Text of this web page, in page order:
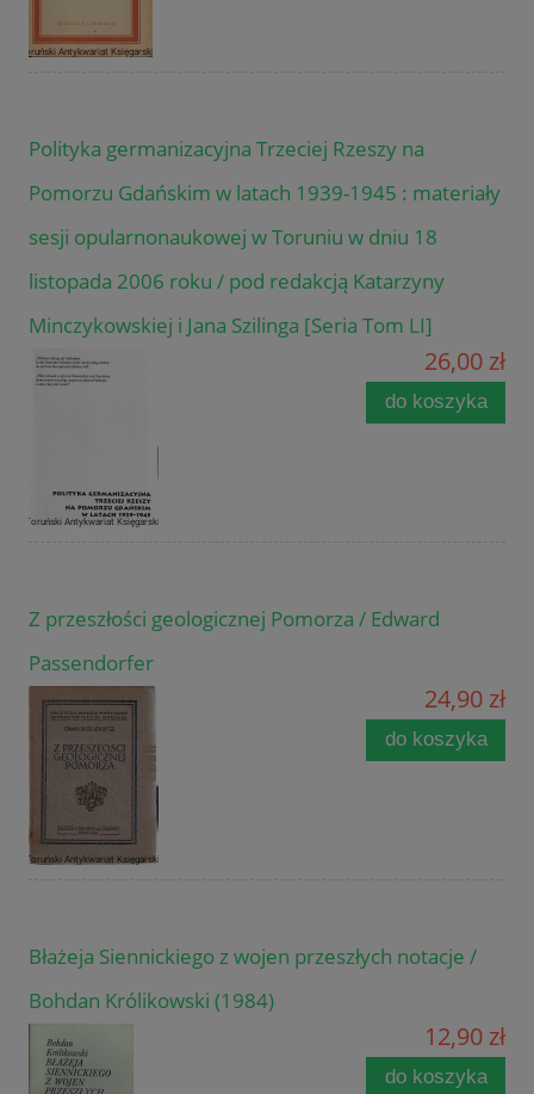
Polityka germanizacyjna Trzeciej Rzeszy na
Pomorzu Gdańskim w latach 1939-1945 : materiały
sesji opularnonaukowej w Toruniu w dniu 18
listopada 2006 roku / pod redakcją Katarzyny
Minczykowskiej i Jana Szilinga [Seria Tom LI]
26,00 zł
do koszyka
Z przeszłości geologicznej Pomorza / Edward
Passendorfer
24,90 zł
do koszyka
Błażeja Siennickiego z wojen przeszłych notacje /
Bohdan Królikowski (1984)
12,90 zł
do koszyka